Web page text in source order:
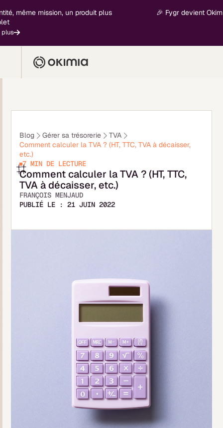
mission, un produit plus 🎉 Fygr devient Okimia -
Blog Gérer sa trésorerie
TVA
Comment calculer la TVA ? (HT, TTC, TVA à décaisser,
etc.)
7 MIN DE LECTURE
Comment calculer la TVA ? (HT, TTC,
TVA à décaisser, etc.)
FRANÇOIS MENJAUD
PUBLIÉ LE :21 JUIN 2022